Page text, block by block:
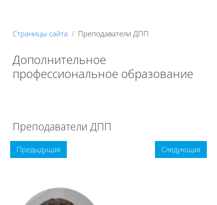
Страницы сайта Преподаватели ДПП
Дополнительное
профессиональное образование
Преподаватели ДПП
Предыдущая Следующая